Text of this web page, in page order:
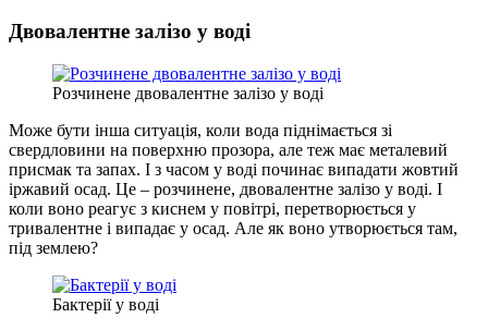
Двовалентне залізо у воді
Розчинене двовалентне залізо у воді
Може бути інша ситуація, коли вода піднімається зі
свердловини на поверхню прозора, але теж має металевий
присмак та запах. І з часом у воді починає випадати жовтий
іржавий осад. Це – розчинене, двовалентне залізо у воді. І
коли воно реагує з киснем у повітрі, перетворюється у
тривалентне і випадає у осад. Але як воно утворюється там,
під землею?
Бактерії у воді